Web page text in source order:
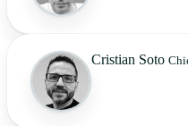
Cristian Soto